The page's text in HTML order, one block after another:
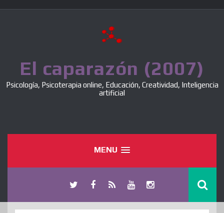
El caparazón (2007)
Psicología, Psicoterapia online, Educación, Creatividad, Inteligencia
artificial
MENU